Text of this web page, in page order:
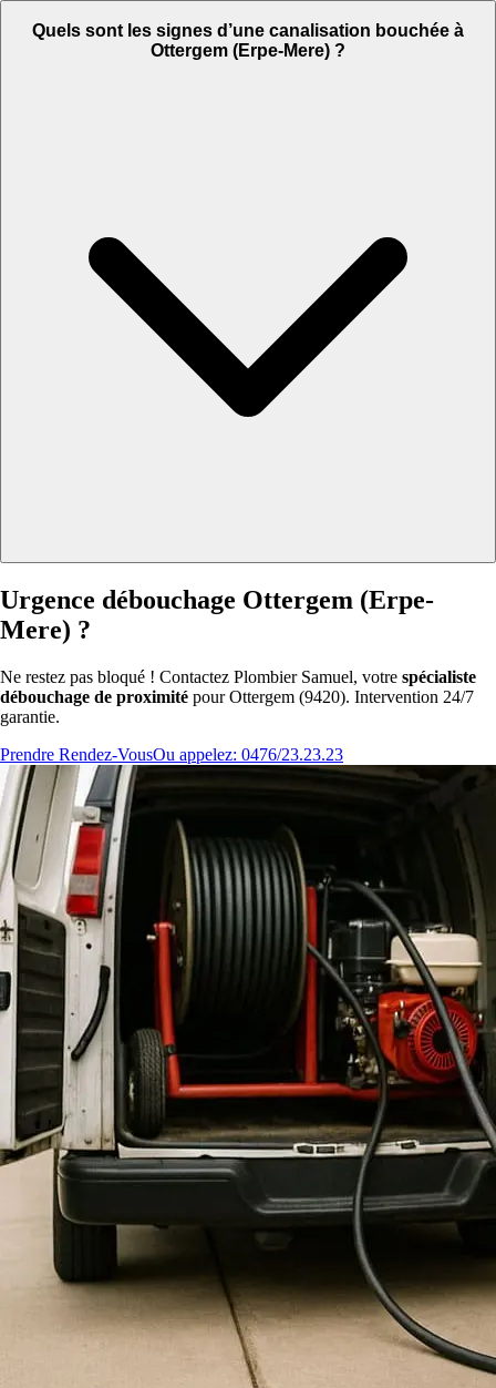
Quels sont les signes d’une canalisation bouchée à
Ottergem (Erpe-Mere) ?
Urgence débouchage Ottergem (Erpe-
Mere) ?
Ne restez pas bloqué ! Contactez Plombier Samuel, votre spécialiste
débouchage de proximité pour Ottergem (9420). Intervention 24/7
garantie.
Prendre Rendez-VousOu appelez: 0476/23.23.23